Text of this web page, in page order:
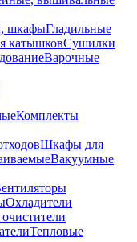
шкафыГладильные
катышковСушилки
Варочные
Комплекты
Шкафы для
Вакуумные
Охладители
Тепловые